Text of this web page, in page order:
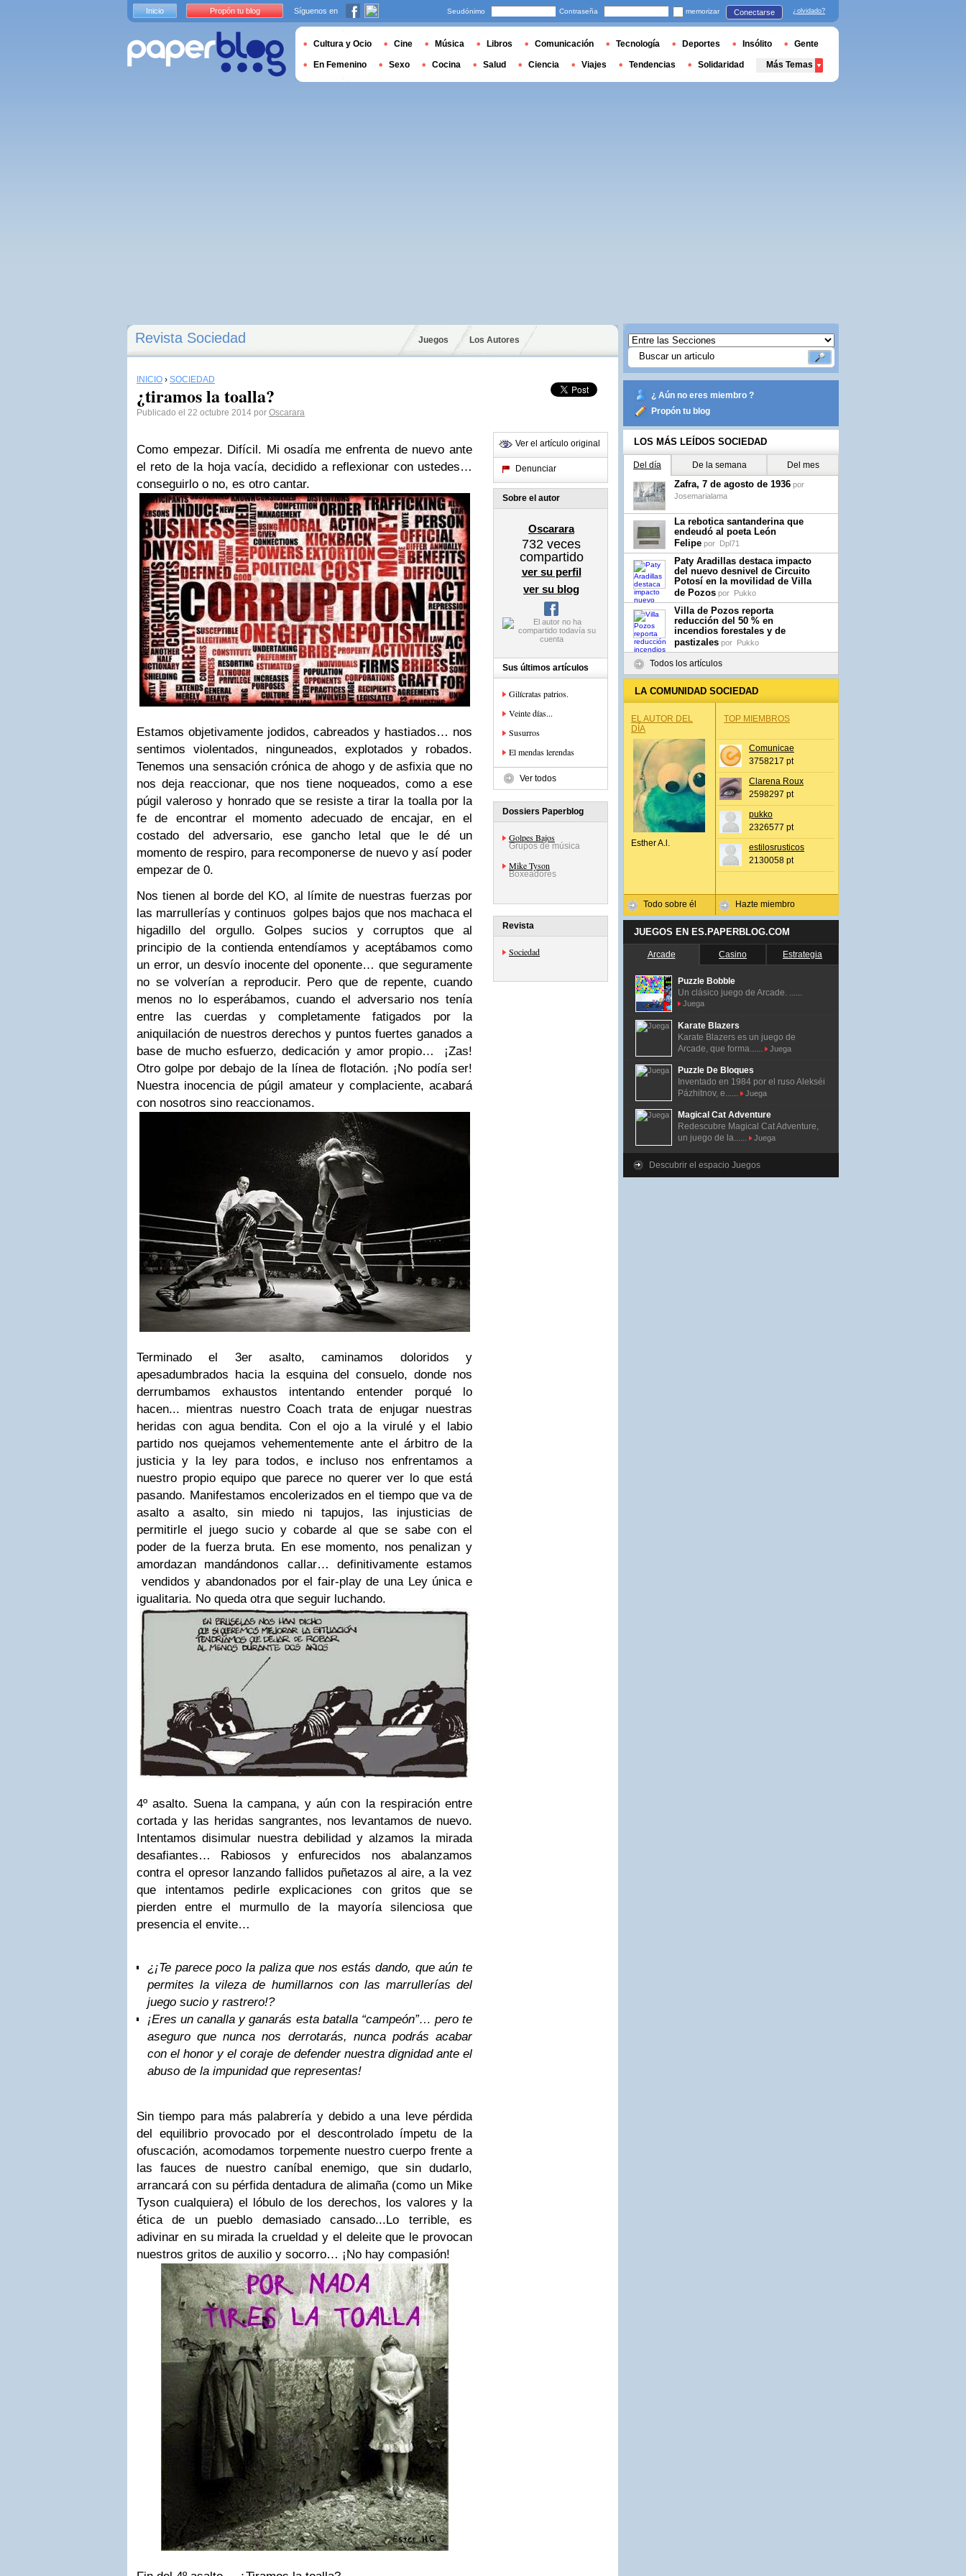
Revista Sociedad Juegos Los Autores
INICIO › SOCIEDAD
¿tiramos la toalla?
Publicado el 22 octubre 2014 por Oscarara
Como empezar. Difícil. Mi osadía me enfrenta de nuevo ante
el reto de la hoja vacía, decidido a reflexionar con ustedes…
conseguirlo o no, es otro cantar.
Estamos objetivamente jodidos, cabreados y hastiados… nos
sentimos violentados, ninguneados, explotados y robados.
Tenemos una sensación crónica de ahogo y de asfixia que no
nos deja reaccionar, que nos tiene noqueados, como a ese
púgil valeroso y honrado que se resiste a tirar la toalla por la
fe de encontrar el momento adecuado de encajar, en el
costado del adversario, ese gancho letal que le dé un
momento de respiro, para recomponerse de nuevo y así poder
empezar de 0.
Nos tienen al borde del KO, al límite de nuestras fuerzas por
las marrullerías y continuos golpes bajos que nos machaca el
higadillo del orgullo. Golpes sucios y corruptos que al
principio de la contienda entendíamos y aceptábamos como
un error, un desvío inocente del oponente… que seguramente
no se volverían a reproducir. Pero que de repente, cuando
menos no lo esperábamos, cuando el adversario nos tenía
entre las cuerdas y completamente fatigados por la
aniquilación de nuestros derechos y puntos fuertes ganados a
base de mucho esfuerzo, dedicación y amor propio… ¡Zas!
Otro golpe por debajo de la línea de flotación. ¡No podía ser!
Nuestra inocencia de púgil amateur y complaciente, acabará
con nosotros sino reaccionamos.
Terminado el 3er asalto, caminamos doloridos y
apesadumbrados hacia la esquina del consuelo, donde nos
derrumbamos exhaustos intentando entender porqué lo
hacen... mientras nuestro Coach trata de enjugar nuestras
heridas con agua bendita. Con el ojo a la virulé y el labio
partido nos quejamos vehementemente ante el árbitro de la
justicia y la ley para todos, e incluso nos enfrentamos a
nuestro propio equipo que parece no querer ver lo que está
pasando. Manifestamos encolerizados en el tiempo que va de
asalto a asalto, sin miedo ni tapujos, las injusticias de
permitirle el juego sucio y cobarde al que se sabe con el
poder de la fuerza bruta. En ese momento, nos penalizan y
amordazan mandándonos callar… definitivamente estamos
vendidos y abandonados por el fair-play de una Ley única e
igualitaria. No queda otra que seguir luchando.
4º asalto. Suena la campana, y aún con la respiración entre
cortada y las heridas sangrantes, nos levantamos de nuevo.
Intentamos disimular nuestra debilidad y alzamos la mirada
desafiantes… Rabiosos y enfurecidos nos abalanzamos
contra el opresor lanzando fallidos puñetazos al aire, a la vez
que intentamos pedirle explicaciones con gritos que se
pierden entre el murmullo de la mayoría silenciosa que
presencia el envite…
¿¡Te parece poco la paliza que nos estás dando, que aún te
permites la vileza de humillarnos con las marrullerías del
juego sucio y rastrero!?
¡Eres un canalla y ganarás esta batalla “campeón”… pero te
aseguro que nunca nos derrotarás, nunca podrás acabar
con el honor y el coraje de defender nuestra dignidad ante el
abuso de la impunidad que representas!
Sin tiempo para más palabrería y debido a una leve pérdida
del equilibrio provocado por el descontrolado ímpetu de la
ofuscación, acomodamos torpemente nuestro cuerpo frente a
las fauces de nuestro caníbal enemigo, que sin dudarlo,
arrancará con su pérfida dentadura de alimaña (como un Mike
Tyson cualquiera) el lóbulo de los derechos, los valores y la
ética de un pueblo demasiado cansado...Lo terrible, es
adivinar en su mirada la crueldad y el deleite que le provocan
nuestros gritos de auxilio y socorro… ¡No hay compasión!
Ver el artículo original
Denunciar
Sobre el autor
Oscarara
732 veces
compartido
ver su perfil
ver su blog
Sus últimos artículos
Gilícratas patrios.
Veinte días...
Susurros
El mendas lerendas
Ver todos
Dossiers Paperblog
Golpes Bajos
Grupos de música
Mike Tyson
Boxeadores
Revista
Sociedad
¿ Aún no eres miembro ?
Propón tu blog
LOS MÁS LEÍDOS SOCIEDAD
Del día De la semana Del mes
Zafra, 7 de agosto de 1936 por
Josemarialama
La rebotica santanderina que
endeudó al poeta León
Felipe por Dpl71
Paty Aradillas destaca impacto
del nuevo desnivel de Circuito
Potosí en la movilidad de Villa
de Pozos por Pukko
Villa de Pozos reporta
reducción del 50 % en
incendios forestales y de
pastizales por Pukko
Todos los artículos
LA COMUNIDAD SOCIEDAD
EL AUTOR DEL
DÍA
Esther A.l.
Todo sobre él
TOP MIEMBROS
Comunicae
3758217 pt
Clarena Roux
2598297 pt
pukko
2326577 pt
estilosrusticos
2130058 pt
Hazte miembro
JUEGOS EN ES.PAPERBLOG.COM
Arcade Casino Estrategia
Puzzle Bobble
Un clásico juego de Arcade. ......
Juega
Karate Blazers
Karate Blazers es un juego de
Arcade, que forma......
Juega
Puzzle De Bloques
Inventado en 1984 por el ruso Alekséi
Pázhitnov, e......
Juega
Magical Cat Adventure
Redescubre Magical Cat Adventure,
un juego de la......
Juega
Descubrir el espacio Juegos
Inicio Propón tu blog Síguenos en Seudónimo Contraseña memorizar Conectarse ¿olvidado?
Cultura y Ocio Cine Música Libros Comunicación Tecnología Deportes Insólito Gente
En Femenino Sexo Cocina Salud Ciencia Viajes Tendencias Solidaridad Más Temas